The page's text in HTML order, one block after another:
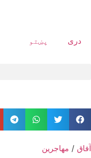
دری پښتو
آفاق / مهاجرین